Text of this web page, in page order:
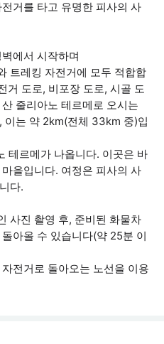
거를 타고 유명한 피사의 사
에서 시작하며
트레킹 자전거에 모두 적합합
거 도로, 비포장 도로, 시골 도
줄리아노 테르메로 오시는
이는 약 2km(전체 33km 중)입
테르메가 나옵니다. 이곳은 바
을입니다. 여정은 피사의 사
다.
사진 촬영 후, 준비된 화물차
아올 수 있습니다(약 25분 이
전거로 돌아오는 노선을 이용